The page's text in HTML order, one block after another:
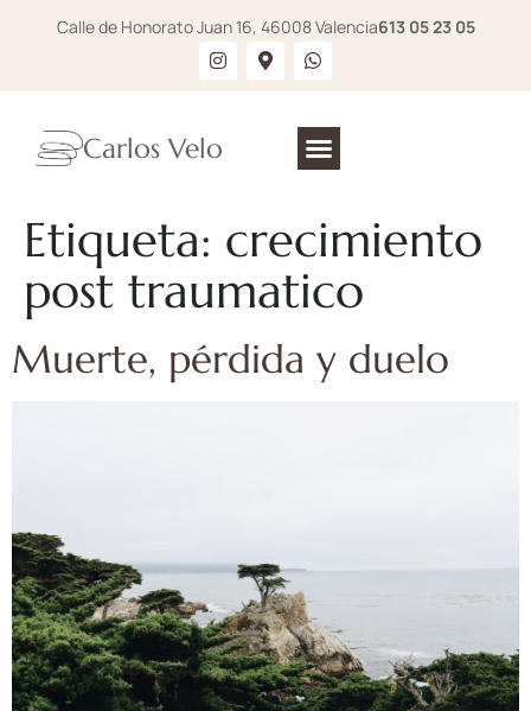
Calle de Honorato Juan 16, 46008 Valencia613 05 23 05
Carlos Velo
Etiqueta: crecimiento
post traumatico
Muerte, pérdida y duelo